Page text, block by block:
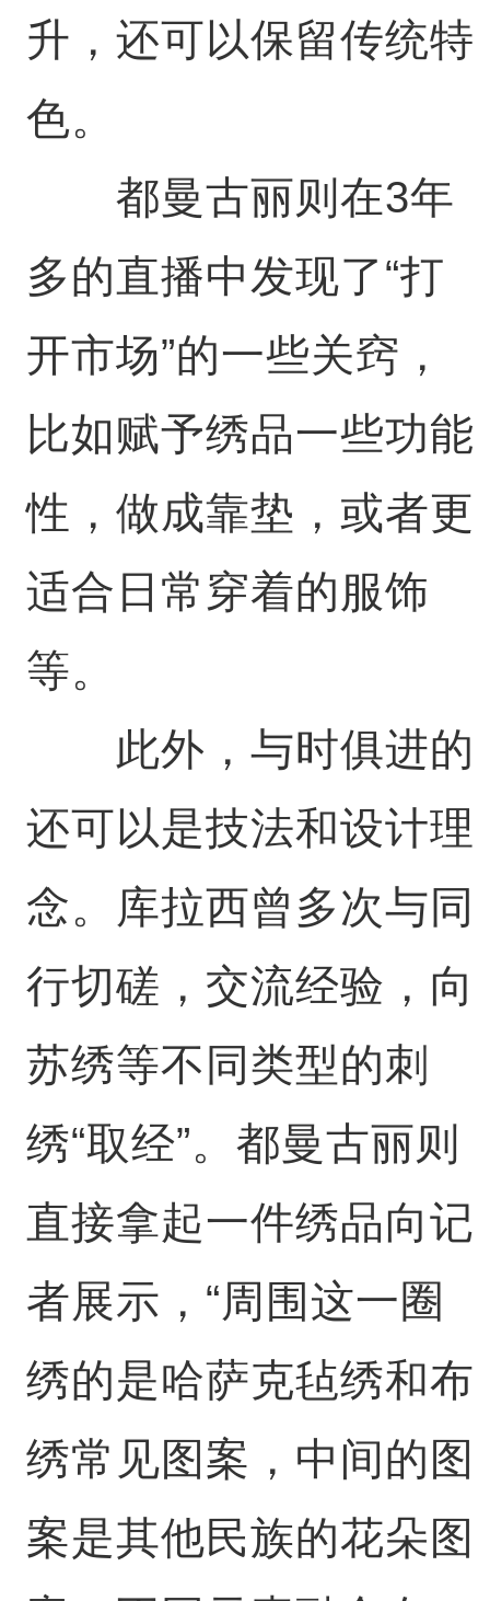
升，还可以保留传统特
色。
都曼古丽则在3年
多的直播中发现了“打
开市场”的一些关窍，
比如赋予绣品一些功能
性，做成靠垫，或者更
适合日常穿着的服饰
等。
此外，与时俱进的
还可以是技法和设计理
念。库拉西曾多次与同
行切磋，交流经验，向
苏绣等不同类型的刺
绣“取经”。都曼古丽则
直接拿起一件绣品向记
者展示，“周围这一圈
绣的是哈萨克毡绣和布
绣常见图案，中间的图
案是其他民族的花朵图